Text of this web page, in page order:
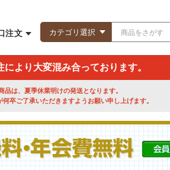
注文
より大変混み合っております。
品は、夏季休業明けの発送となります。
卒ご了承いただきますようお願い申し上げます。